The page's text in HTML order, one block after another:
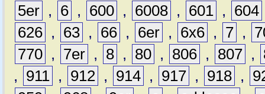
5er , 6 , 600 , 6008 , 601 , 604
626 , 63 , 66 , 6er , 6x6 , 7 ,
770 , 7er , 8 , 80 , 806 , 807 ,
,
911 , 912 , 914 , 917 , 918 ,